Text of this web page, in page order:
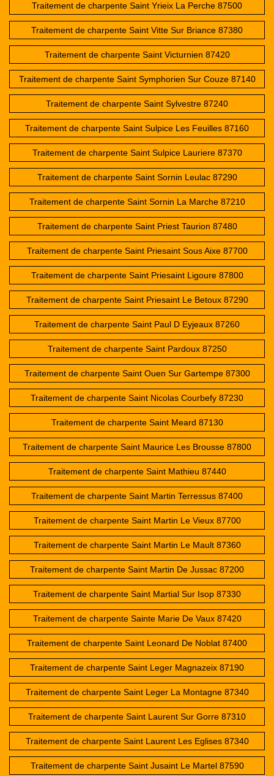
Traitement de charpente Saint Yrieix La Perche 87500
Traitement de charpente Saint Vitte Sur Briance 87380
Traitement de charpente Saint Victurnien 87420
Traitement de charpente Saint Symphorien Sur Couze 87140
Traitement de charpente Saint Sylvestre 87240
Traitement de charpente Saint Sulpice Les Feuilles 87160
Traitement de charpente Saint Sulpice Lauriere 87370
Traitement de charpente Saint Sornin Leulac 87290
Traitement de charpente Saint Sornin La Marche 87210
Traitement de charpente Saint Priest Taurion 87480
Traitement de charpente Saint Priesaint Sous Aixe 87700
Traitement de charpente Saint Priesaint Ligoure 87800
Traitement de charpente Saint Priesaint Le Betoux 87290
Traitement de charpente Saint Paul D Eyjeaux 87260
Traitement de charpente Saint Pardoux 87250
Traitement de charpente Saint Ouen Sur Gartempe 87300
Traitement de charpente Saint Nicolas Courbefy 87230
Traitement de charpente Saint Meard 87130
Traitement de charpente Saint Maurice Les Brousse 87800
Traitement de charpente Saint Mathieu 87440
Traitement de charpente Saint Martin Terressus 87400
Traitement de charpente Saint Martin Le Vieux 87700
Traitement de charpente Saint Martin Le Mault 87360
Traitement de charpente Saint Martin De Jussac 87200
Traitement de charpente Saint Martial Sur Isop 87330
Traitement de charpente Sainte Marie De Vaux 87420
Traitement de charpente Saint Leonard De Noblat 87400
Traitement de charpente Saint Leger Magnazeix 87190
Traitement de charpente Saint Leger La Montagne 87340
Traitement de charpente Saint Laurent Sur Gorre 87310
Traitement de charpente Saint Laurent Les Eglises 87340
Traitement de charpente Saint Jusaint Le Martel 87590